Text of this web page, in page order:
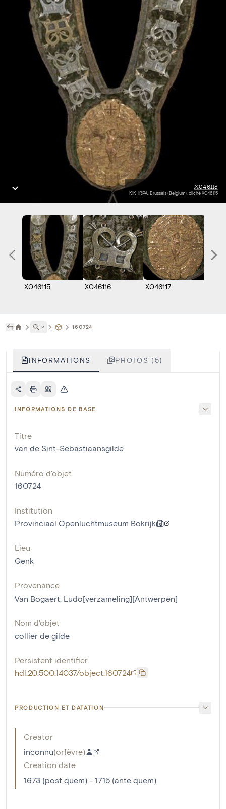
X046115
KIK-IRPA, Brussels (Belgium), cliché X046115
X046115 X046116 X046117
˅ 160724
INFORMATIONS PHOTOS (5)
INFORMATIONS DE BASE
Titre
van de Sint-Sebastiaansgilde
Numéro d'objet
160724
Institution
Provinciaal Openluchtmuseum Bokrijk
Lieu
Genk
Provenance
Van Bogaert, Ludo[verzameling][Antwerpen]
Nom d'objet
collier de gilde
Persistent identifier
hdl:20.500.14037/object.160724
PRODUCTION ET DATATION
Creator
inconnu(orfèvre)
Creation date
1673 (post quem) - 1715 (ante quem)